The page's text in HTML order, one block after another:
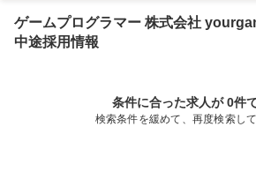
ゲームプログラマー 株式会社
中途採用情報
条件に合った求人が 0件
検索条件を緩めて、再度検索し